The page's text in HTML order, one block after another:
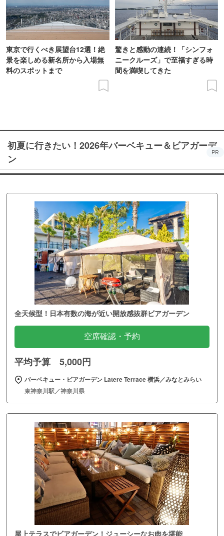
東京で行くべき展望台12選！絶
景を楽しめる新名所から入場無
料のスポットまで
驚きと感動の連続！「シンフォ
ニークルーズ」で至福すぎる時
間を満喫してきた
初夏に行きたい！2026年バーベキュー＆ビアガーデ
ン
PR
全天候型！日本有数の海が近い開放感抜群ビアガーデン
空席確認・予約
平均予算 5,000円
バーベキュー・ビアガーデン Latere Terrace 横浜／みなとみらい
東神奈川駅／神奈川県
屋上テラスでビアガーデン！ジューシーなお肉を堪能